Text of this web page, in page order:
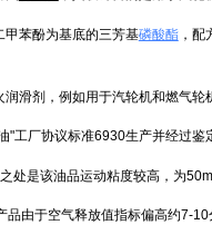
苯酚为基底的三芳基磷酸酯，配
滑剂，例如用于汽轮机和燃气轮
厂协议标准6930生产并经过鉴
处是该油品运动粘度较高，为
由于空气释放值指标偏高约7-